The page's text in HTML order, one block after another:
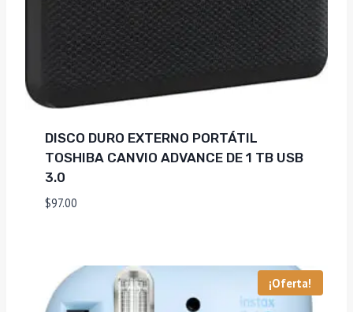
DISCO DURO EXTERNO PORTÁTIL
TOSHIBA CANVIO ADVANCE DE 1 TB USB
3.0
$97.00
¡Oferta!